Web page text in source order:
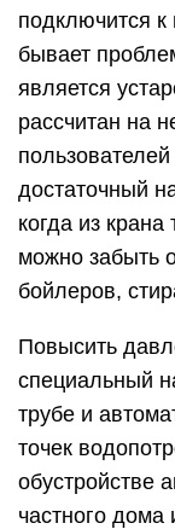
подключится
бывает
является
рассчитан на
достаточный
когда из крана
можно забыть
бойлеров,
Повысить
специальный
трубе и
точек
обустройстве
частного